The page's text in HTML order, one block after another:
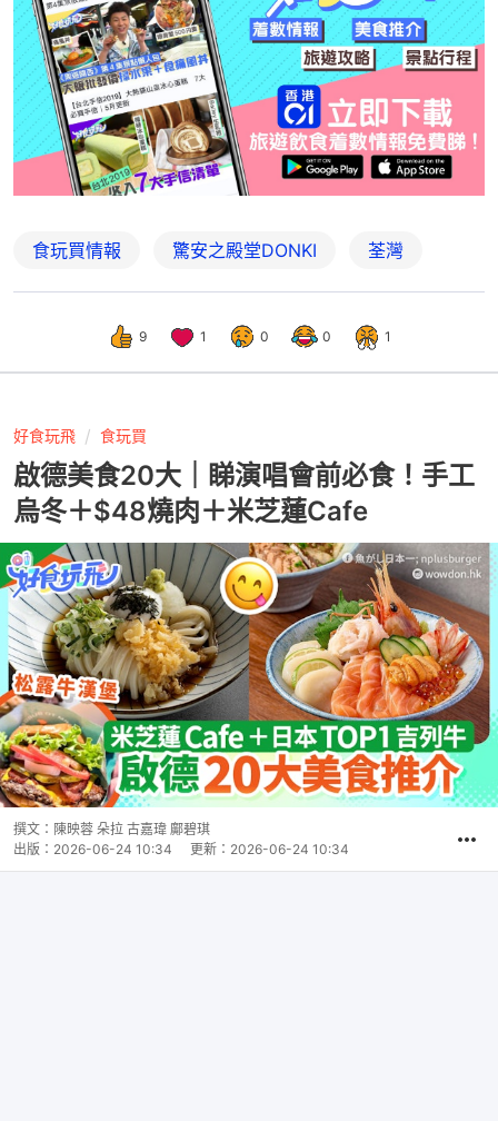
食玩買情報 驚安之殿堂DONKI 荃灣
9 1 0 0 1
好食玩飛 食玩買
啟德美食20大｜睇演唱會前必食！手工
烏冬＋$48燒肉＋米芝蓮Cafe
撰文： 陳映蓉 朵拉 古嘉瑋 鄺碧琪
出版： 2026-06-24 10:34 更新： 2026-06-24 10:34